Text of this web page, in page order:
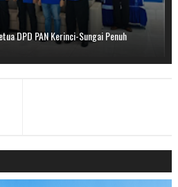
DPD PAN Kerinci-Sungai Penuh